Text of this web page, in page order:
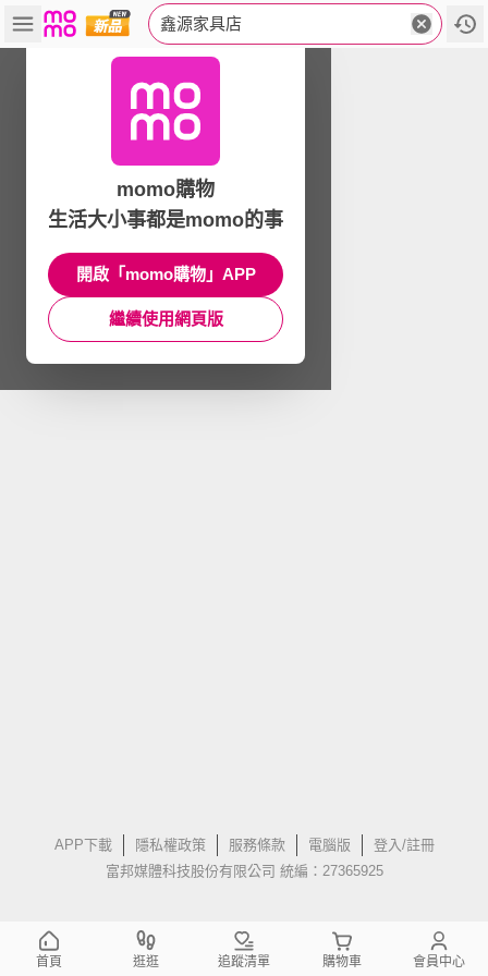
鑫源家具店
APP下載 隱私權政策 服務條款 電腦版
登入/註冊
富邦媒體科技股份有限公司 統編：27365925
momo購物
生活大小事都是momo的事
開啟「momo購物」APP
繼續使用網頁版
首頁 逛逛 追蹤清單 購物車 會員中心